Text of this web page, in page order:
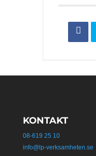
KONTAKT
08-619 25 10
info@lp-verksamheten.se